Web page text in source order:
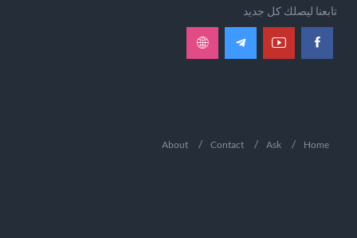
تابعنا ليصلك كل جديد
Home
Ask
Contact
About